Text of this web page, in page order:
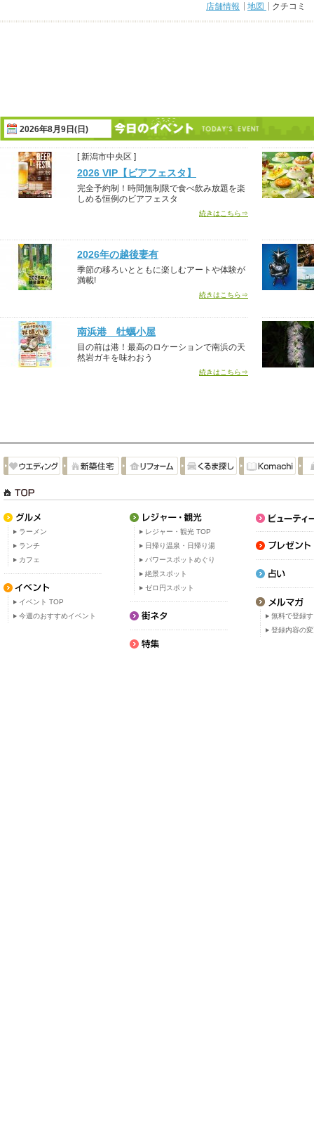
店舗情報 地図 クチコミ
2026年8月9日(日)
[ 新潟市中央区 ]
2026 VIP【ビアフェスタ】
完全予約制！時間無制限で食べ飲み放題を楽
しめる恒例のビアフェスタ
続きはこちら⇒
2026年の越後妻有
季節の移ろいとともに楽しむアートや体験が
満載!
続きはこちら⇒
南浜港 牡蠣小屋
目の前は港！最高のロケーションで南浜の天
然岩ガキを味わおう
続きはこちら⇒
ラーメン
ランチ
カフェ
イベント TOP
今週のおすすめイベント
レジャー・観光 TOP
日帰り温泉・日帰り湯
パワースポットめぐり
絶景スポット
ゼロ円スポット
無料で登録
登録内容の